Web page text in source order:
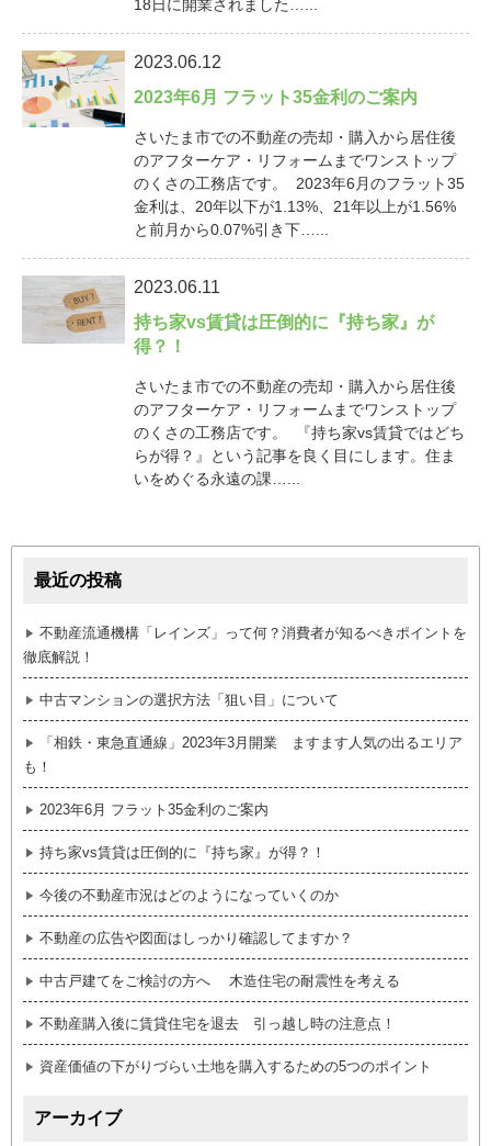
18日に開業されました…...
2023.06.12
2023年6月 フラット35金利のご案内
さいたま市での不動産の売却・購入から居住後
のアフターケア・リフォームまでワンストップ
のくさの工務店です。 2023年6月のフラット35
金利は、20年以下が1.13%、21年以上が1.56%
と前月から0.07%引き下…...
2023.06.11
持ち家vs賃貸は圧倒的に『持ち家』が
得？！
さいたま市での不動産の売却・購入から居住後
のアフターケア・リフォームまでワンストップ
のくさの工務店です。 『持ち家vs賃貸ではどち
らが得？』という記事を良く目にします。住ま
いをめぐる永遠の課…...
最近の投稿
不動産流通機構「レインズ」って何？消費者が知るべきポイントを
徹底解説！
中古マンションの選択方法「狙い目」について
「相鉄・東急直通線」2023年3月開業 ますます人気の出るエリア
も！
2023年6月 フラット35金利のご案内
持ち家vs賃貸は圧倒的に『持ち家』が得？！
今後の不動産市況はどのようになっていくのか
不動産の広告や図面はしっかり確認してますか？
中古戸建てをご検討の方へ 木造住宅の耐震性を考える
不動産購入後に賃貸住宅を退去 引っ越し時の注意点！
資産価値の下がりづらい土地を購入するための5つのポイント
アーカイブ